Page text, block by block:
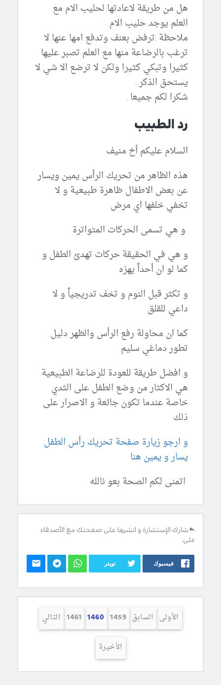
هل من طريقة لاعادتها لحليب الام مع
العلم يوجد حليب الام .
ملاحظة :ترفض بعنف وتدفع امها عنها لا
ترغب بالرضاعة منها مع العلم تصبر عليها
كثيرا وتبكي كثيرا ولكن لا ترضع الا شي لا
يستحق الذكر .
شكرا لكم جميعا .
رد الطبيب
السلام عليكم أخ منيف
هذه الظاهر من تحريك الرأس يمين ويسار
عن بعض الاطفال ظاهرة طبيعية و لا
تخفي خلفها اي مرض
و هي تسمى الحركات المتواترة
و هي في الحقيقة حركات تهدئ الطفل و
كما لو ان أحداً يهزه
و تكثر قبل النوم و تخف تدريجياً و لا
داعي للقلق
كما ان محاولة رفع الرأس والظهر دليل
تطور دماغي سليم
و افضل طريقة للعودة للرضاعة الطبيعية
هي الاكثار من وضع الطفل على الثدي
خاصة عندما تكون جائعة و الاصرار على
ذلك
و ارجو زيارة صفحة تحريك رأس الطفل
يسار و يمين هنا
اتمنى لكم الصحة بعو نالله
شارك الإستشارة و انشرها على صفحتك مع الأصدقاء
على:
فيسبوك تويتر
الأولى السابق 1459
1460
1461 التالي
الأخيرة